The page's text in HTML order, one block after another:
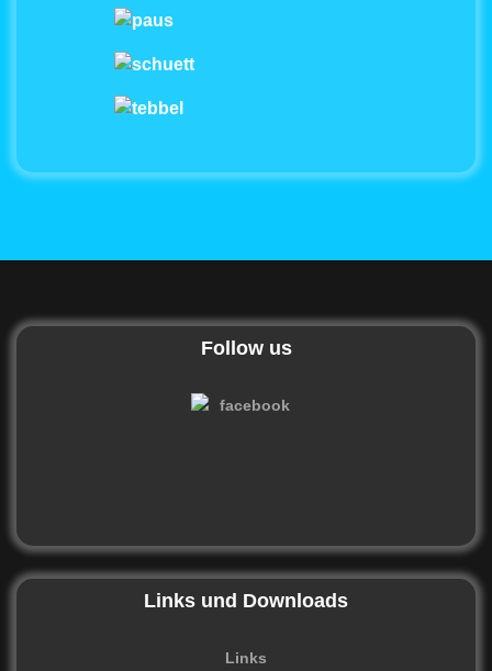
Follow us
Links und Downloads
Links